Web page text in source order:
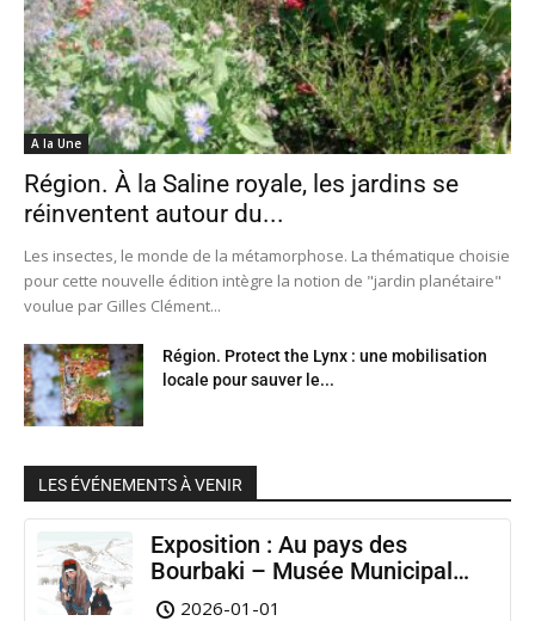
A la Une
Région. À la Saline royale, les jardins se
réinventent autour du...
Les insectes, le monde de la métamorphose. La thématique choisie
pour cette nouvelle édition intègre la notion de "jardin planétaire"
voulue par Gilles Clément...
Région. Protect the Lynx : une mobilisation
locale pour sauver le...
LES ÉVÉNEMENTS À VENIR
Exposition : Au pays des
Bourbaki – Musée Municipal
Pontarlier
2026-01-01